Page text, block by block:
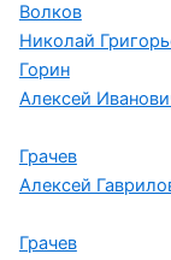
Волков
Николай
Горин
Алексей
Грачев
Алексей
Грачев